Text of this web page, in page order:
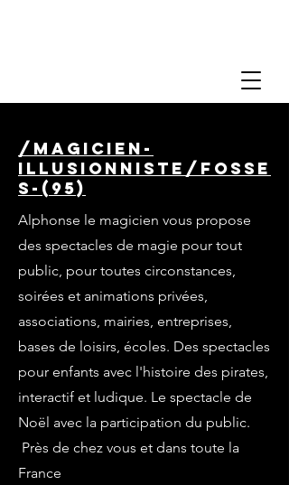
/magicien-
illusionniste/fosse
s-(95)
Alphonse le magicien vous propose
des spectacles de magie pour tout
public, pour toutes circonstances,
soirées et animations privées,
associations, mairies, entreprises,
bases de loisirs, écoles. Des spectacles
pour enfants avec l'histoire des pirates,
interactif et ludique. Le spectacle de
Noël avec la participation du public.
Près de chez vous et dans toute la
France